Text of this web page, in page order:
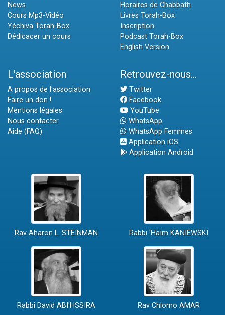
News
Cours Mp3-Vidéo
Yéchiva Torah-Box
Dédicacer un cours
Horaires de Chabbath
Livres Torah-Box
Inscription
Podcast Torah-Box
English Version
L'association
A propos de l'association
Faire un don !
Mentions légales
Nous contacter
Aide (FAQ)
Retrouvez-nous...
Twitter
Facebook
YouTube
WhatsApp
WhatsApp Femmes
Application iOS
Application Android
Rav Aharon L. STEINMAN Rabbi 'Haïm KANIEWSKI
Rabbi David ABI'HSSIRA Rav Chlomo AMAR